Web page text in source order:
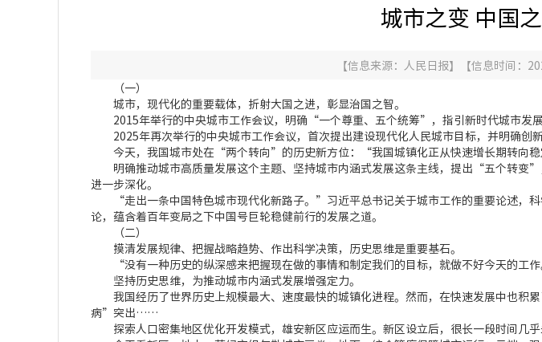
城市之变 中国
【信息来源： 人民日报】 【信息时间：
（一）
城市，现代化的重要载体，折射大国之进，彰显治国之智。
2015年举行的中央城市工作会议，明确“一个尊重、五个统筹”，指引新时代城市发展
2025年再次举行的中央城市工作会议，首次提出建设现代化人民城市目标，并明确创新
今天，我国城市处在“两个转向”的历史新方位：“我国城镇化正从快速增长期转向稳
明确推动城市高质量发展这个主题、坚持城市内涵式发展这条主线，提出“五个转
进一步深化。
“走出一条中国特色城市现代化新路子。”习近平总书记关于城市工作的重要论述，科
论，蕴含着百年变局之下中国号巨轮稳健前行的发展之道。
（二）
摸清发展规律、把握战略趋势、作出科学决策，历史思维是重要基石。
“没有一种历史的纵深感来把握现在做的事情和制定我们的目标，就做不好今天的工
坚持历史思维，为推动城市内涵式发展增强定力。
我国经历了世界历史上规模最大、速度最快的城镇化进程。然而，在快速发展中也积
病”突出……
探索人口密集地区优化开发模式，雄安新区应运而生。新区设立后，很长一段时间几